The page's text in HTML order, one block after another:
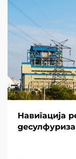
Навигација